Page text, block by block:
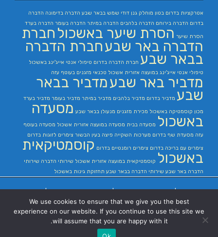
אטרקציות בדרום בטון מוחלק גנן דודי שמש בבאר שבע הדברה בדימונה הדברה
בדרום הדברה בירוחם הדברה בלהבים הדברה במיתר הדברה בעומר הדברה בערד
הסרת שיער הסרת שיער באשכול חברת
הדברה באר שבעחברת הדברה
בבאר שבע חברת הדברה בדרום טיפולי אנטי אייג'ינג באשכול
טיפולי אנטי אייג'ינג במועצה אזורית אשכול טכנאי מזגנים בעוטף עזה
מדביר באר שבעמדביר בבאר
שבע מדביר בדרום מדביר בלהבים מדביר במיתר מדביר בעומר מדביר בערד
מכון קוסמטיקה באשכול מכירת מזגנים מנעולן בבאר שבע מסעדה
באשכול מסעדה בבית מסעדה במועצה אזורית אשכול מסעדה בעוטף
עזה מסעדת שף בדרום מערכות השקייה פיצה בעין הבשור צימרים לזוגות בדרום
צימרים עם בריכה בדרום צימרים רומנטיים בדרום קוסמטיקאית
באשכול קוסמטיקאית במועצה אזורית אשכול שירותי הדברה שירותי
הדברה באר שבע שירותי הדברה בבאר שבע תחזוקת גינות באשכול
בבאר שבע|
We use cookies to ensure that we give you the best
experience on our website. If you continue to use this site we
will assume that you are happy with it.